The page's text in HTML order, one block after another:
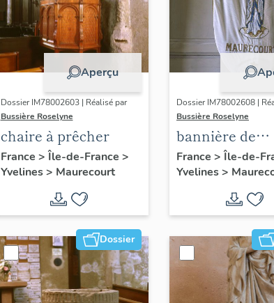
Aperçu
Dossier IM78002603 | Réalisé par
Bussière Roselyne
chaire à prêcher
France > Île-de-France >
Yvelines> Maurecourt
Dossier IM78002608 |
Bussière Roselyne
bannière de
procession de
congrégation
Enfants de
France > Île-de-
Yvelines>
Dossier